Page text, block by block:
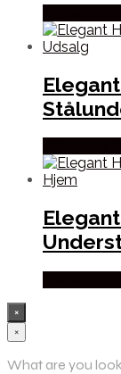
×
×
What are you